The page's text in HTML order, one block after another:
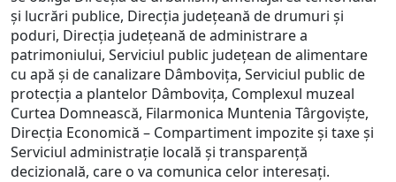
şi lucrări publice, Direcţia judeţeană de drumuri şi
poduri, Direcţia judeţeană de administrare a
patrimoniului, Serviciul public judeţean de alimentare
cu apă şi de canalizare Dâmboviţa, Serviciul public de
protecţia a plantelor Dâmboviţa, Complexul muzeal
Curtea Domnească, Filarmonica Muntenia Târgovişte,
Direcţia Economică – Compartiment impozite şi taxe şi
Serviciul administraţie locală şi transparenţă
decizională, care o va comunica celor interesaţi.